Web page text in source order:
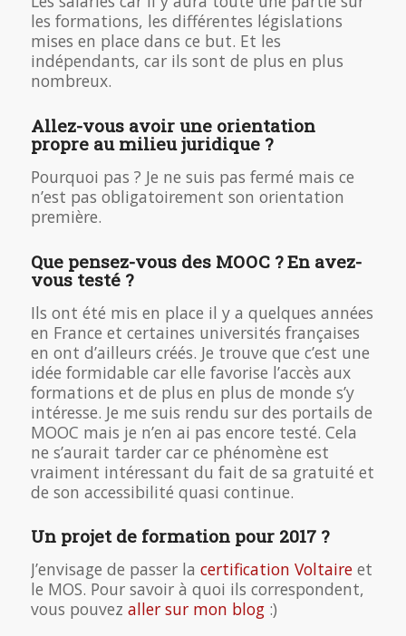
les formations, les différentes législations
mises en place dans ce but. Et les
indépendants, car ils sont de plus en plus
nombreux.
Allez-vous avoir une orientation
propre au milieu juridique ?
Pourquoi pas ? Je ne suis pas fermé mais ce
n’est pas obligatoirement son orientation
première.
Que pensez-vous des MOOC ? En avez-
vous testé ?
Ils ont été mis en place il y a quelques années
en France et certaines universités françaises
en ont d’ailleurs créés. Je trouve que c’est une
idée formidable car elle favorise l’accès aux
formations et de plus en plus de monde s’y
intéresse. Je me suis rendu sur des portails de
MOOC mais je n’en ai pas encore testé. Cela
ne s’aurait tarder car ce phénomène est
vraiment intéressant du fait de sa gratuité et
de son accessibilité quasi continue.
Un projet de formation pour 2017 ?
J’envisage de passer la certification Voltaireet
le MOS. Pour savoir à quoi ils correspondent,
vous pouvez aller sur mon blog:)